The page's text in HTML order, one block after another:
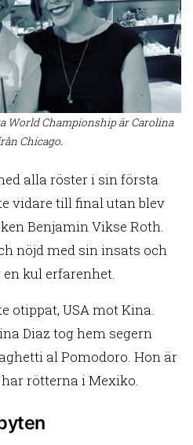
World Championship är Carolina
Chicago.
alla röster i sin första
vidare till final utan blev
Benjamin Vikse Roth.
nöjd med sin insats och
kul erfarenhet.
otippat, USA mot Kina.
Diaz tog hem segern
al Pomodoro. Hon är
rötterna i Mexiko.